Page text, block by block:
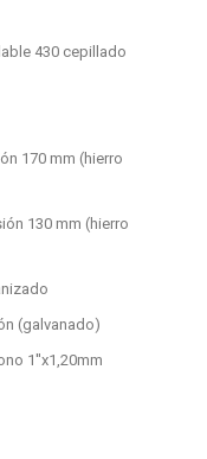
430 cepillado
170 mm (hierro
130 mm (hierro
(galvanado)
1''x1,20mm